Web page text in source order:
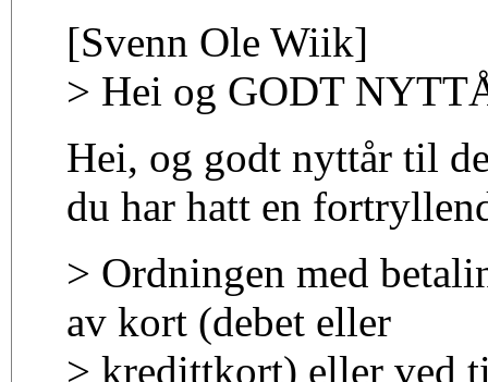
[Svenn Ole Wiik]
> Hei og GODT
Hei, og godt nyttår til
du har hatt en
> Ordningen med
av kort (debet eller
> kredittkort) eller ved